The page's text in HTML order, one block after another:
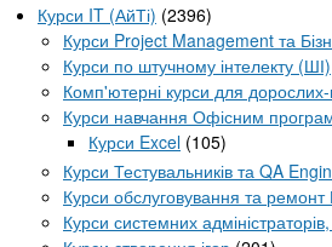
Курси IT (АйТі) (2396)
Курси Project Management та
Курси по штучному інтелекту (ШІ)
Комп'ютерні курси для дорослих-
Курси навчання Офісним
Курси Excel (105)
Курси Тестувальників та QA
Курси обслуговування та
Курси системних